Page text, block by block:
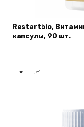
Restartbio,
капсулы, 90 шт.